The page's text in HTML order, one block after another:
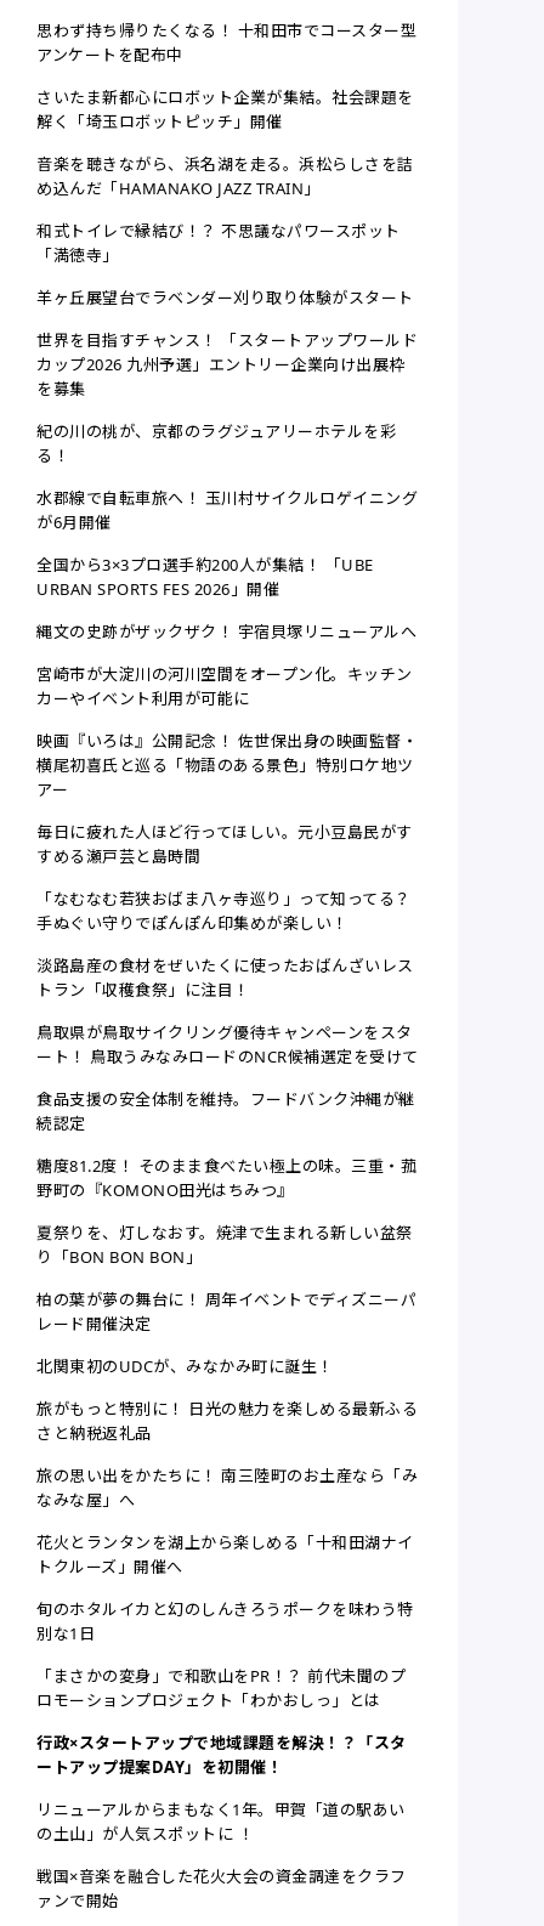
思わず持ち帰りたくなる！ 十和田市でコースター型
アンケートを配布中
さいたま新都心にロボット企業が集結。社会課題を
解く「埼玉ロボットピッチ」開催
音楽を聴きながら、浜名湖を走る。浜松らしさを詰
め込んだ「HAMANAKO JAZZ TRAIN」
和式トイレで縁結び！？ 不思議なパワースポット
「満徳寺」
羊ヶ丘展望台でラベンダー刈り取り体験がスタート
世界を目指すチャンス！ 「スタートアップワールド
カップ2026 九州予選」エントリー企業向け出展枠
を募集
紀の川の桃が、京都のラグジュアリーホテルを彩
る！
水郡線で自転車旅へ！ 玉川村サイクルロゲイニング
が6月開催
全国から3×3プロ選手約200人が集結！ 「UBE
URBAN SPORTS FES 2026」開催
縄文の史跡がザックザク！ 宇宿貝塚リニューアルへ
宮崎市が大淀川の河川空間をオープン化。キッチン
カーやイベント利用が可能に
映画『いろは』公開記念！ 佐世保出身の映画監督・
横尾初喜氏と巡る「物語のある景色」特別ロケ地ツ
アー
毎日に疲れた人ほど行ってほしい。元小豆島民がす
すめる瀬戸芸と島時間
「なむなむ若狭おばま八ヶ寺巡り」って知ってる？
手ぬぐい守りでぽんぽん印集めが楽しい！
淡路島産の食材をぜいたくに使ったおばんざいレス
トラン「収穫食祭」に注目！
鳥取県が鳥取サイクリング優待キャンペーンをスタ
ート！ 鳥取うみなみロードのNCR候補選定を受けて
食品支援の安全体制を維持。フードバンク沖縄が継
続認定
糖度81.2度！ そのまま食べたい極上の味。三重・菰
野町の『KOMONO田光はちみつ』
夏祭りを、灯しなおす。焼津で生まれる新しい盆祭
り「BON BON BON」
柏の葉が夢の舞台に！ 周年イベントでディズニーパ
レード開催決定
北関東初のUDCが、みなかみ町に誕生！
旅がもっと特別に！ 日光の魅力を楽しめる最新ふる
さと納税返礼品
旅の思い出をかたちに！ 南三陸町のお土産なら「み
なみな屋」へ
花火とランタンを湖上から楽しめる「十和田湖ナイ
トクルーズ」開催へ
旬のホタルイカと幻のしんきろうポークを味わう特
別な1日
「まさかの変身」で和歌山をPR！？ 前代未聞のプ
ロモーションプロジェクト「わかおしっ」とは
行政×スタートアップで地域課題を解決！？「スタ
ートアップ提案DAY」を初開催！
リニューアルからまもなく1年。甲賀「道の駅あい
の土山」が人気スポットに ！
戦国×音楽を融合した花火大会の資金調達をクラフ
ァンで開始